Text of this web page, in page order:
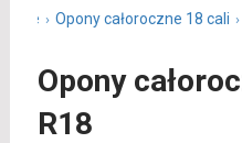
Opony całoroczne 18 cali
Opony
R18